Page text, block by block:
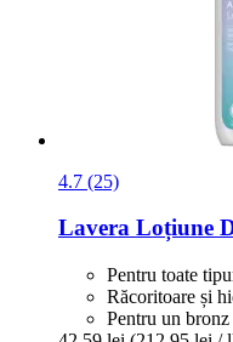
4.7 (25)
Lavera Loțiune
Pentru toate
Răcoritoare și
Pentru un bronz